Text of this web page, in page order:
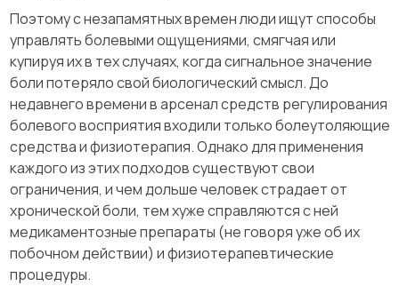
Поэтому с незапамятных времен люди ищут способы
управлять болевыми ощущениями, смягчая или
купируя их в тех случаях, когда сигнальное значение
боли потеряло свой биологический смысл. До
недавнего времени в арсенал средств регулирования
болевого восприятия входили только болеутоляющие
средства и физиотерапия. Однако для применения
каждого из этих подходов существуют свои
ограничения, и чем дольше человек страдает от
хронической боли, тем хуже справляются с ней
медикаментозные препараты (не говоря уже об их
побочном действии) и физиотерапевтические
процедуры.